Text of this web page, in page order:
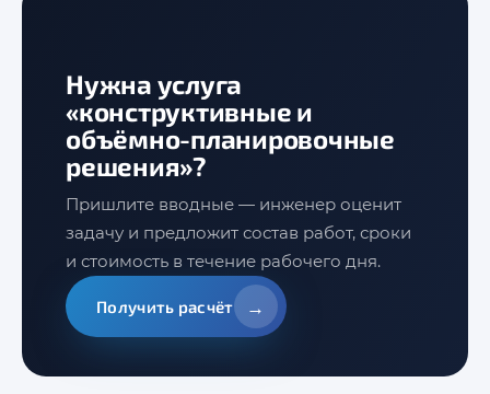
Нужна услуга
«конструктивные и
объёмно-планировочные
решения»?
Пришлите вводные — инженер оценит
задачу и предложит состав работ, сроки
и стоимость в течение рабочего дня.
Получить расчёт →